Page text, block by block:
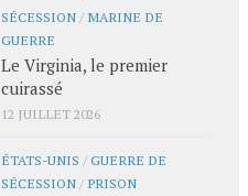
SÉCESSION / MARINE DE
GUERRE
Le Virginia, le premier
cuirassé
12 JUILLET 2026
ÉTATS-UNIS /GUERRE DE
SÉCESSION / PRISON